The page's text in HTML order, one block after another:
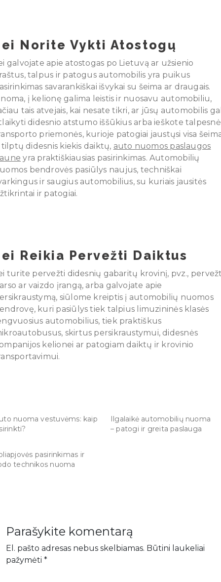
Norite Vykti Atostogų
galvojate apie atostogas po Lietuvą ar užsienio
talpus ir patogus automobilis yra puikus
savarankiškai išvykai su šeima ar draugais.
į kelionę galima leistis ir nuosavu automobiliu,
tais atvejais, kai nesate tikri, ar jūsų automobilis
didesnio atstumo iššūkius arba ieškote
priemonės, kurioje patogiai jaustųsi visa
tilptų didesnis kiekis daiktų, auto nuomos paslaugos
yra praktiškiausias pasirinkimas. Automobilių
bendrovės pasiūlys naujus, techniškai
ir saugius automobilius, su kuriais jausitės
ir patogiai.
Reikia Pervežti Daiktus
turite pervežti didesnių gabaritų krovinį, pvz.,
ar vaizdo įrangą, arba galvojate apie
siūlome kreiptis į automobilių nuomos
kuri pasiūlys tiek talpius limuzininės klasės
automobilius, tiek praktiškus
skirtus persikraustymui, didesnės
kelionei ar patogiam daiktų ir krovinio
nuoma vestuvėms: kaip
Ilgalaikė automobilių nuoma
– patogi ir greita paslauga
pasirinkimas ir
technikos nuoma
Parašykite komentarą
El. pašto adresas nebus skelbiamas. Būtini laukeliai
pažymėti *